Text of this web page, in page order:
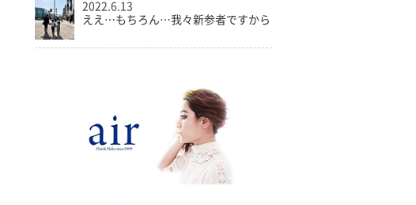
2022.6.13
ええ…もちろん…我々新参者ですから